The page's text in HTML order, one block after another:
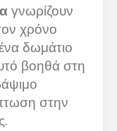
γνωρίζουν
χρόνο
δωμάτιο
βοηθά στη
στην